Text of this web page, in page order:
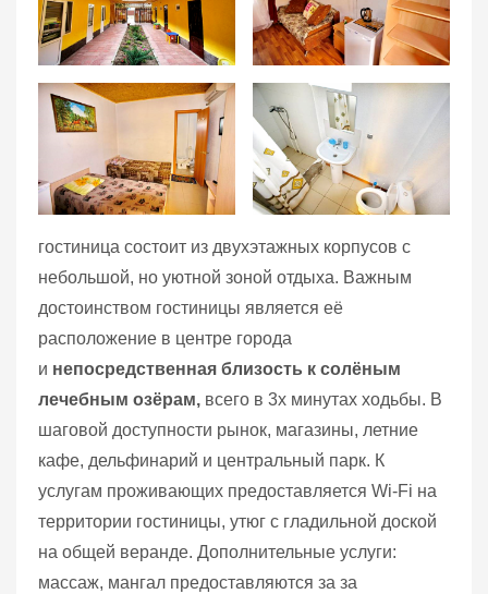
гостиница состоит из двухэтажных корпусов с
небольшой, но уютной зоной отдыха. Важным
достоинством гостиницы является её
расположение в центре города
и непосредственная близость к солёным
лечебным озёрам, всего в 3х минутах ходьбы. В
шаговой доступности рынок, магазины, летние
кафе, дельфинарий и центральный парк. К
услугам проживающих предоставляется Wi-Fi на
территории гостиницы, утюг с гладильной доской
на общей веранде. Дополнительные услуги:
массаж, мангал предоставляются за за